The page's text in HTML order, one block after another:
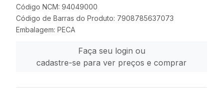
Código NCM: 94049000
Código de Barras do Produto: 7908785637073
Embalagem: PECA
Faça seu login ou
cadastre-se para ver preços e comprar